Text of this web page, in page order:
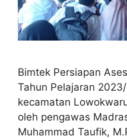
Bimtek Persiapan
Tahun Pelajaran
kecamatan
oleh pengawas
Muhammad Taufik,